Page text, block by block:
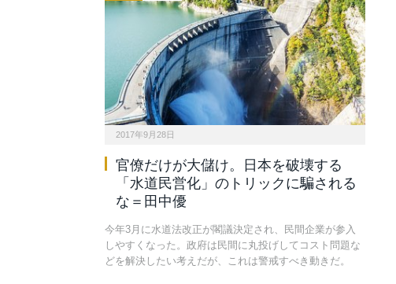
2017年9月28日
官僚だけが大儲け。日本を破壊する
「水道民営化」のトリックに騙される
な＝田中優
今年3月に水道法改正が閣議決定され、民間企業が参入
しやすくなった。政府は民間に丸投げしてコスト問題な
どを解決したい考えだが、これは警戒すべき動きだ。